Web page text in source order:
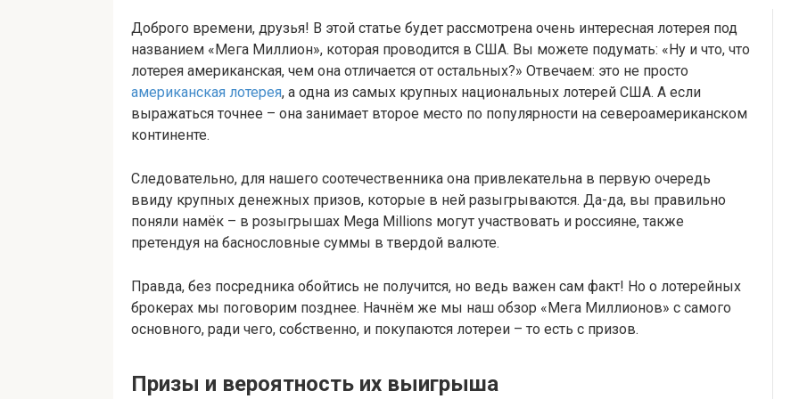
Доброго времени, друзья! В этой статье будет рассмотрена очень интересная лотерея под
названием «Мега Миллион», которая проводится в США. Вы можете подумать: «Ну и что, что
лотерея американская, чем она отличается от остальных?» Отвечаем: это не просто
американская лотерея, а одна из самых крупных национальных лотерей США. А если
выражаться точнее – она занимает второе место по популярности на североамериканском
континенте.
Следовательно, для нашего соотечественника она привлекательна в первую очередь
ввиду крупных денежных призов, которые в ней разыгрываются. Да-да, вы правильно
поняли намёк – в розыгрышах Mega Millions могут участвовать и россияне, также
претендуя на баснословные суммы в твердой валюте.
Правда, без посредника обойтись не получится, но ведь важен сам факт! Но о лотерейных
брокерах мы поговорим позднее. Начнём же мы наш обзор «Мега Миллионов» с самого
основного, ради чего, собственно, и покупаются лотереи – то есть с призов.
Призы и вероятность их выигрыша